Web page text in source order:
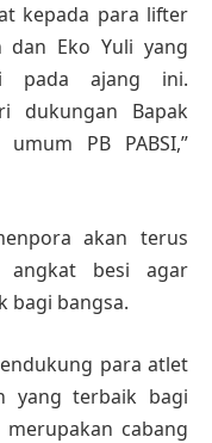
kepada para lifter
dan Eko Yuli yang
pada ajang ini.
dukungan Bapak
PB PABSI,”
akan terus
angkat besi agar
bagi bangsa.
para atlet
yang terbaik bagi
cabang